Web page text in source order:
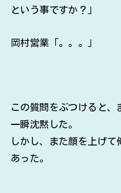
という事ですか？」
岡村営業「。。。」
この質問をぶつけると、
一瞬沈黙した。
しかし、また顔を上げ
あった。